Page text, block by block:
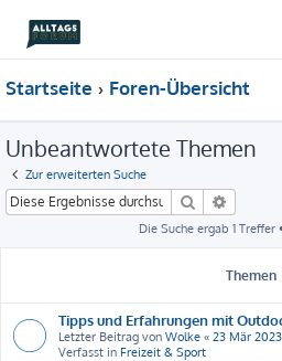
Startseite Foren-Übersicht
Unbeantwortete Themen
Zur erweiterten Suche
Suche
Die Suche ergab 1 Treffer
Themen
Tipps und Erfahrungen mit
Letzter Beitrag von Wolke « 23 Mär
Verfasst in Freizeit & Sport